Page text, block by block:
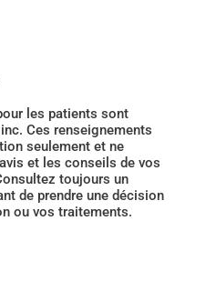
les patients sont
Ces renseignements
seulement et ne
et les conseils de vos
toujours un
de prendre une décision
ou vos traitements.